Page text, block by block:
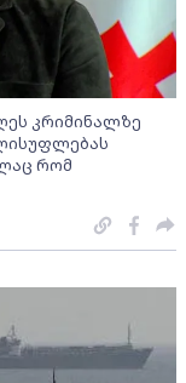
კრიმინალზე
რომ